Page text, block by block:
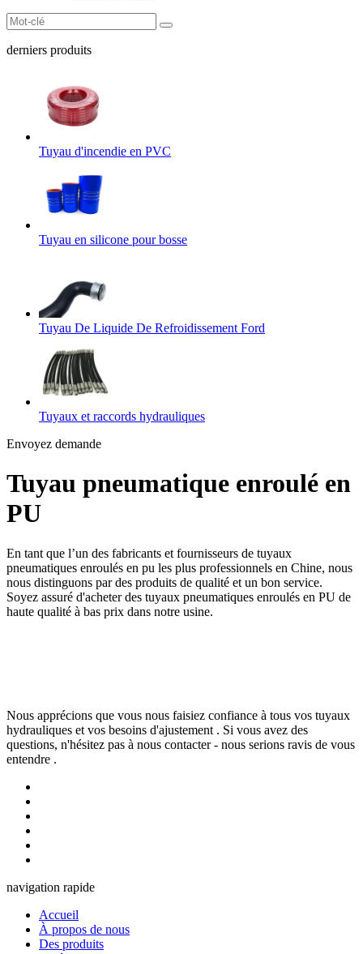
derniers produits
Tuyau d'incendie en PVC
Tuyau en silicone pour bosse
Tuyau De Liquide De Refroidissement Ford
Tuyaux et raccords hydrauliques
Envoyez demande
Tuyau pneumatique enroulé en
PU
En tant que l’un des fabricants et fournisseurs de tuyaux
pneumatiques enroulés en pu les plus professionnels en Chine, nous
nous distinguons par des produits de qualité et un bon service.
Soyez assuré d'acheter des tuyaux pneumatiques enroulés en PU de
haute qualité à bas prix dans notre usine.
Nous apprécions que vous nous faisiez confiance à tous vos tuyaux
hydrauliques et vos besoins d'ajustement . Si vous avez des
questions, n'hésitez pas à nous contacter - nous serions ravis de vous
entendre .
navigation rapide
Accueil
À propos de nous
Des produits